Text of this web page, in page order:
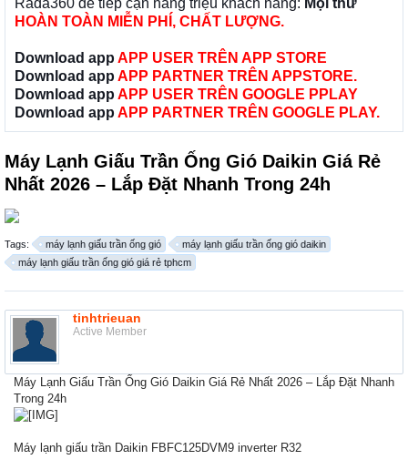
Rada360 để tiếp cận hàng triệu khách hàng: Mọi thứ
HOÀN TOÀN MIỄN PHÍ, CHẤT LƯỢNG.
Download app APP USER TRÊN APP STORE
Download app APP PARTNER TRÊN APPSTORE.
Download app APP USER TRÊN GOOGLE PPLAY
Download app APP PARTNER TRÊN GOOGLE PLAY.
Máy Lạnh Giấu Trần Ống Gió Daikin Giá Rẻ
Nhất 2026 – Lắp Đặt Nhanh Trong 24h
Tags: máy lạnh giấu trần ống gió
máy lạnh giấu trần ống gió daikin
máy lạnh giấu trần ống gió giá rẻ tphcm
tinhtrieuan
Active Member
Máy Lạnh Giấu Trần Ống Gió Daikin Giá Rẻ Nhất 2026 – Lắp Đặt Nhanh
Trong 24h
Máy lạnh giấu trần Daikin FBFC125DVM9 inverter R32